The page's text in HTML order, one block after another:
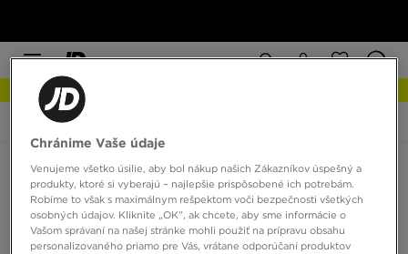
JD Sports New Balance 878
New Balance 878
0 produktov
Zoradiť:Odporúčané Filtrovať
Chránime Vaše údaje
Venujeme všetko úsilie, aby bol nákup našich Zákazníkov úspešný a
produkty, ktoré si vyberajú – najlepšie prispôsobené ich potrebám.
Robíme to však s maximálnym rešpektom voči bezpečnosti všetkých
osobných údajov. Kliknite „OK”, ak chcete, aby sme informácie o
Vašom správaní na našej stránke mohli použiť na prípravu obsahu
personalizovaného priamo pre Vás, vrátane odporúčaní produktov